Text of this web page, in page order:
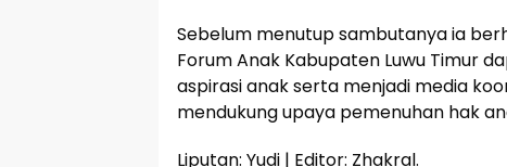
Sebelum menutup sambutanya ia
Forum Anak Kabupaten Luwu Timur
aspirasi anak serta menjadi media
mendukung upaya pemenuhan hak
Liputan: Yudi | Editor: Zhakral.